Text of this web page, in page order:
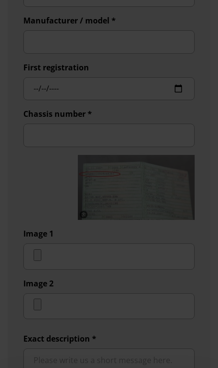
Manufacturer / model *
First registration
Chassis number *
Image 1
Image 2
Exact description *